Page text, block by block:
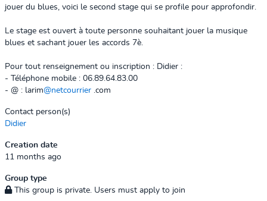
jouer du blues, voici le second stage qui se profile pour approfondir.
Le stage est ouvert à toute personne souhaitant jouer la musique
blues et sachant jouer les accords 7è.
Pour tout renseignement ou inscription : Didier :
- Téléphone mobile : 06.89.64.83.00
- @ : larim@netcourrier .com
Contact person(s)
Didier
Creation date
11 months ago
Group type
This group is private. Users must apply to join